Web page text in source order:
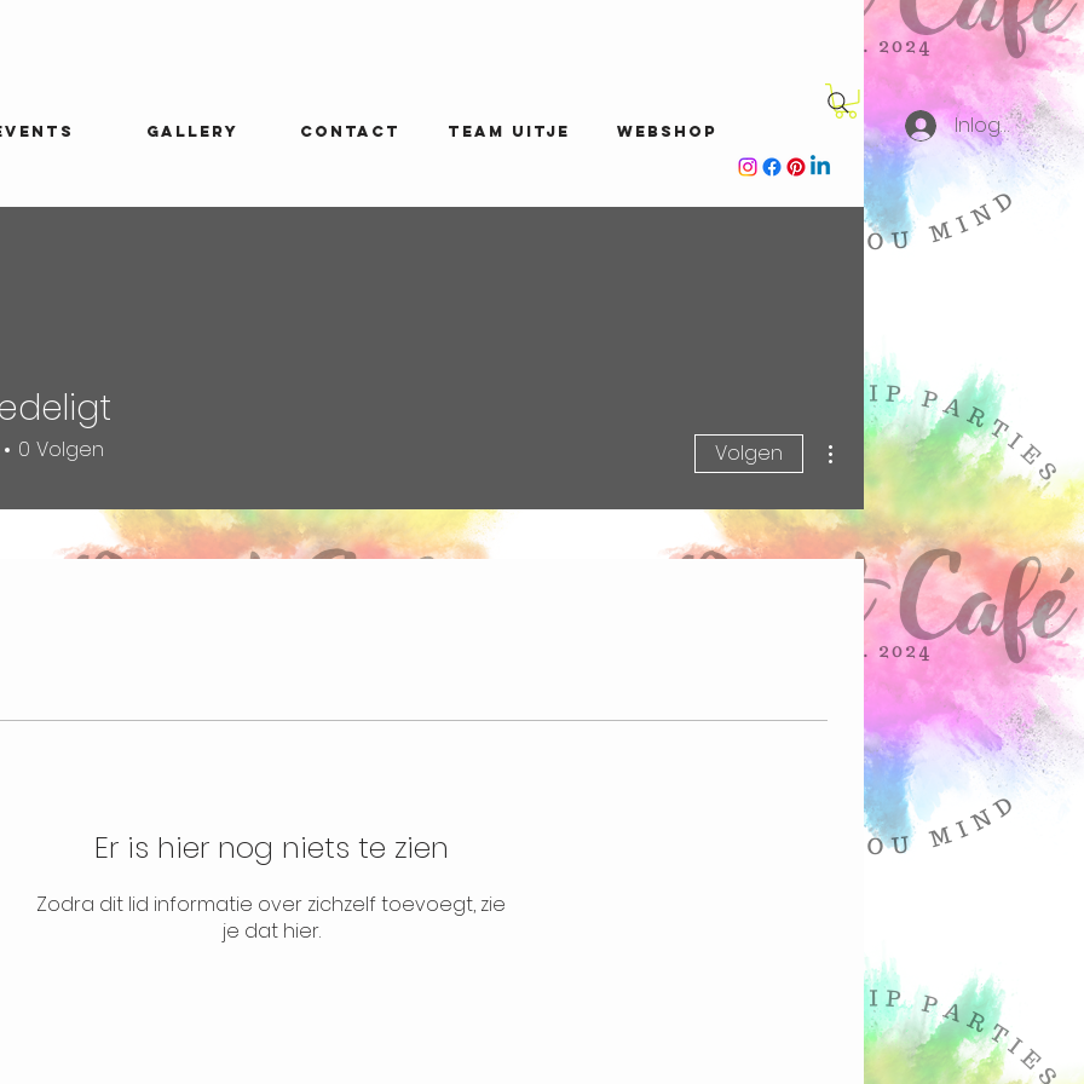
Inloggen
GALLERY CONTACT Team uitje Webshop
Er is hier nog niets te zien
Zodra dit lid informatie over zichzelf toevoegt, zie
je dat hier.
0 Volgen Volgen
Meer acties